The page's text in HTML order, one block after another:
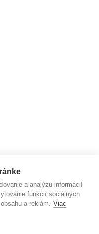
a analýzu informácií
funkcií sociálnych
a reklám. Viac